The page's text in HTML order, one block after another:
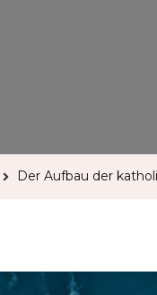
Der Aufbau der